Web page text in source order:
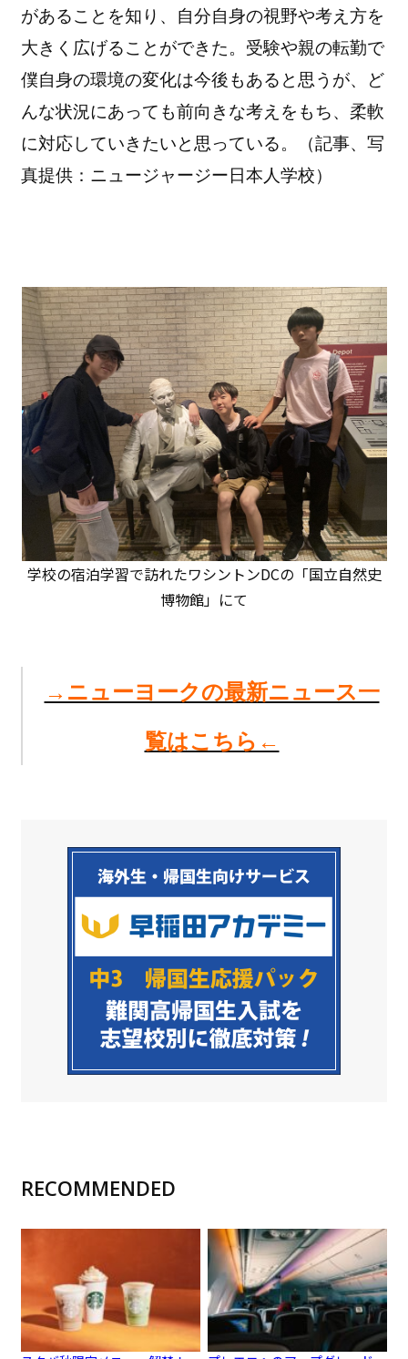
があることを知り、 自分自身の視野や考え方を
大きく広げることができた。 受験や親の転勤で
僕自身の環境の変化は今後もあると思うが、
ど
んな状況にあっても前向きな考えをもち、柔軟
に対応していきたいと思っている。（記事、写
真提供：ニュージャージー日本人学校）
学校の宿泊学習で訪れたワシントンDCの「国立自然史
博物館」にて
→ニューヨークの最新ニュース一
覧はこちら←
RECOMMENDED